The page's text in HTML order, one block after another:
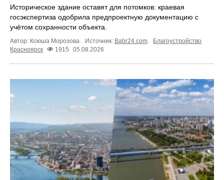
Историческое здание оставят для потомков: краевая
госэкспертиза одобрила предпроектную документацию с
учётом сохранности объекта.
Автор: Ксюша Морозова. Источник: Babr24.com.
Благоустройство
Красноярск
1915 05.08.2026